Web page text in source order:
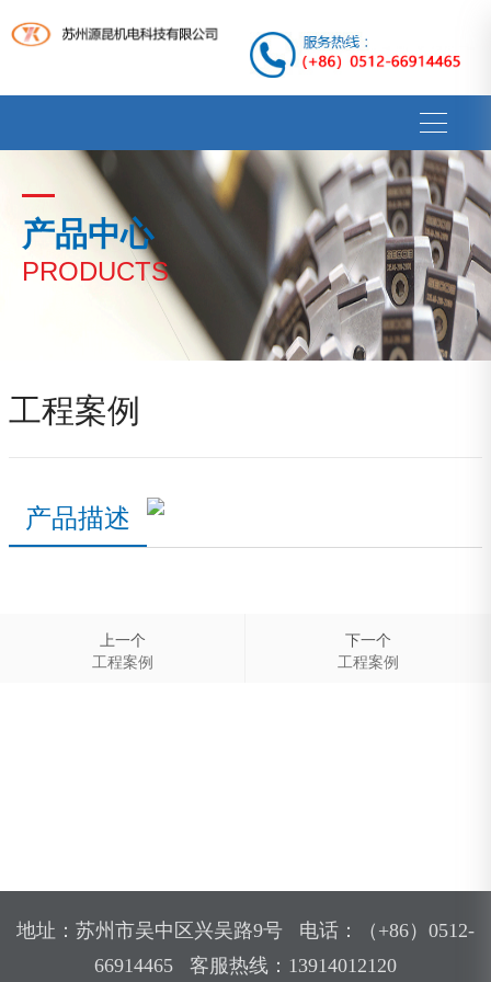
产品中心
PRODUCTS
工程案例
产品描述
上一个
工程案例
下一个
工程案例
地址：苏州市吴中区兴吴路9号 电话：（+86）0512-
66914465 客服热线：13914012120